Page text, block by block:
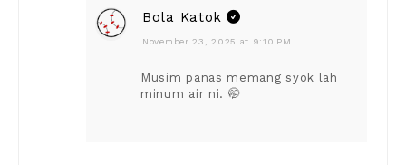
Bola Katok
November 23, 2025 at 9:10 PM
Musim panas memang syok lah
minum air ni. 🤭